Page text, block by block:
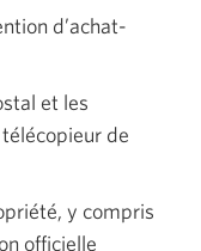
d’achat-
et les
de
y compris
officielle